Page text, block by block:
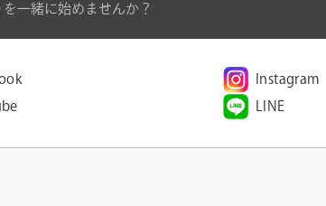
一緒に始めませんか？
Instagram
LINE